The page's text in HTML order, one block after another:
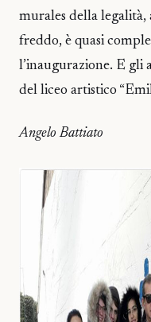
murales della legalità,
freddo, è quasi
l’inaugurazione. E gli
del liceo artistico
Angelo Battiato